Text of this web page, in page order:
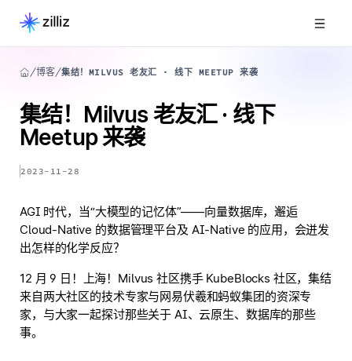
博客 集结！MILVUS 老友汇 · 线下 MEETUP 来袭
集结！Milvus 老友汇 · 线下
Meetup 来袭
2023-11-28
AGI 时代，当“大模型的记忆体”——向量数据库，邂逅
Cloud-Native 的数据管理平台及 AI-Native 的应用，会迸发
出怎样的化学反应？
12 月 9 日！上海！Milvus 社区携手 KubeBlocks 社区，集结
来自两大社区的技术专家与网易伏羲和蚂蚁集团的资深专
家，与大家一起探讨那些关于 AI、云原生、数据库的那些
事。